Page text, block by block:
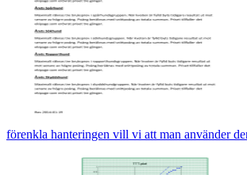
förenkla hanteringen vill vi att man använder